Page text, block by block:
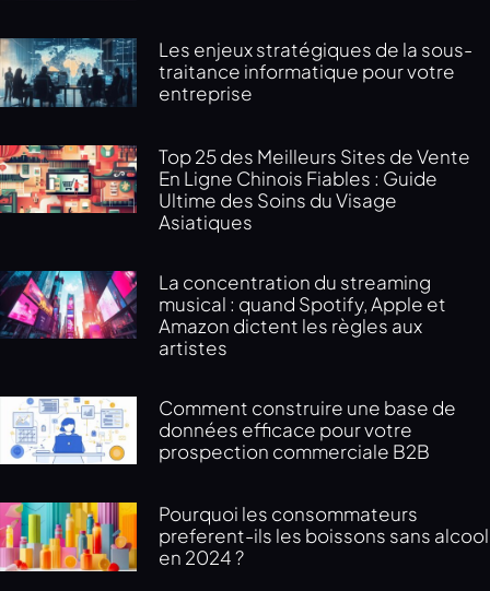
Les enjeux stratégiques de la sous-
traitance informatique pour votre
entreprise
Top 25 des Meilleurs Sites de Vente
En Ligne Chinois Fiables : Guide
Ultime des Soins du Visage
Asiatiques
La concentration du streaming
musical : quand Spotify, Apple et
Amazon dictent les règles aux
artistes
Comment construire une base de
données efficace pour votre
prospection commerciale B2B
Pourquoi les consommateurs
preferent-ils les boissons sans alcool
en 2024 ?